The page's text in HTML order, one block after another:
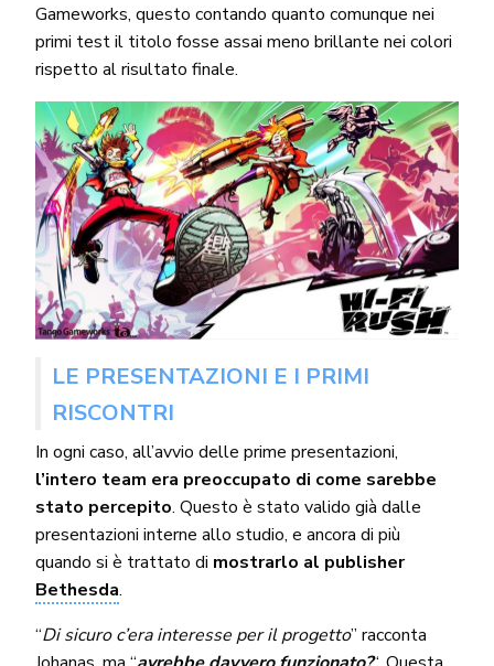
Gameworks, questo contando quanto comunque nei
primi test il titolo fosse assai meno brillante nei colori
rispetto al risultato finale.
LE PRESENTAZIONI E I PRIMI
RISCONTRI
In ogni caso, all’avvio delle prime presentazioni,
l’intero team era preoccupato di come sarebbe
stato percepito. Questo è stato valido già dalle
presentazioni interne allo studio, e ancora di più
quando si è trattato di mostrarlo al publisher
Bethesda.
“Di sicuro c’era interesse per il progetto” racconta